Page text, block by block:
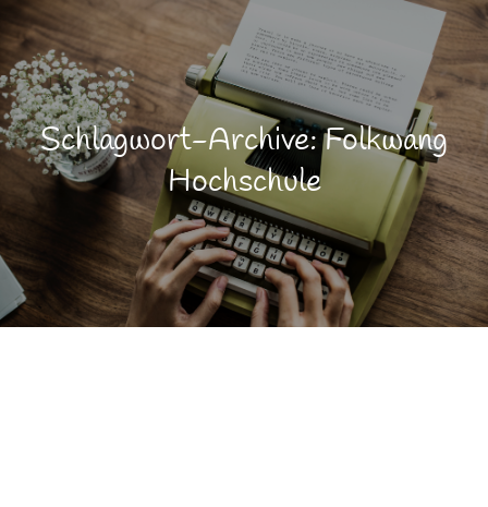
Schlagwort-Archive: Folkwang
Hochschule